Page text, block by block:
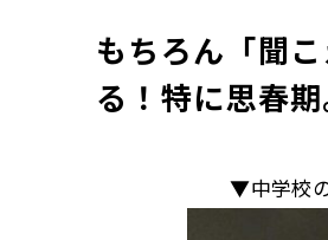
もちろん「聞
る！特に思春期
▼中学校